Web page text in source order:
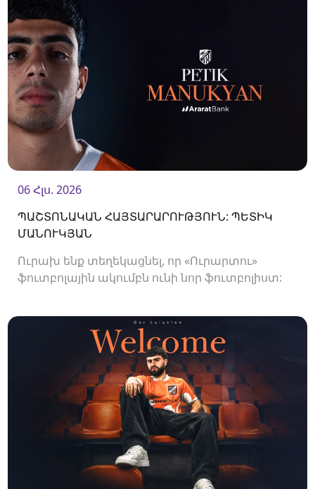
06 Հլս. 2026
ՊԱՇՏՈՆԱԿԱՆ ՀԱՅՏԱՐԱՐՈՒԹՅՈՒՆ: ՊԵՏԻԿ
ՄԱՆՈՒԿՅԱՆ
Ուրախ ենք տեղեկացնել, որ «Ուրարտու»
ֆուտբոլային ակումբն ունի նոր ֆուտբոլիստ: